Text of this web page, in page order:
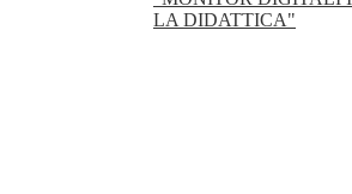
LA DIDATTICA"